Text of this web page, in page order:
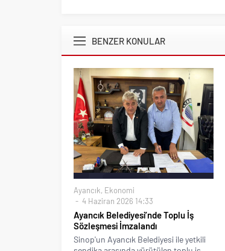
BENZER KONULAR
Ayancık, Ekonomi
4 Haziran 2026 14:33
Ayancık Belediyesi’nde Toplu İş
Sözleşmesi İmzalandı
Sinop'un Ayancık Belediyesi ile yetkili